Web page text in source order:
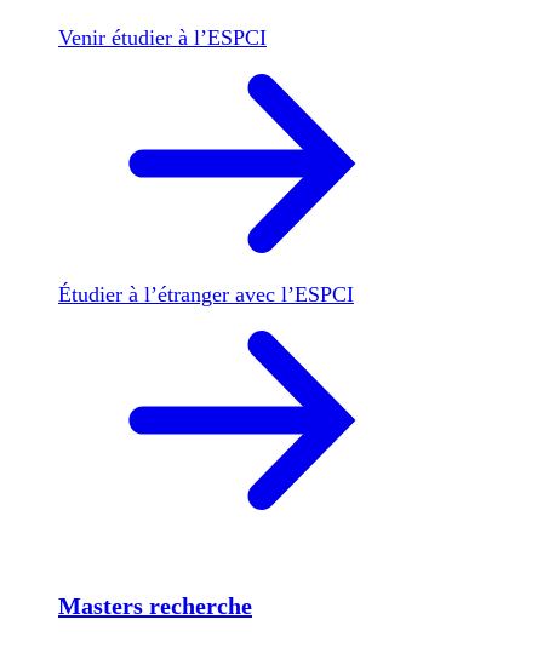
Venir étudier à l’ESPCI
Étudier à l’étranger avec l’ESPCI
Masters recherche